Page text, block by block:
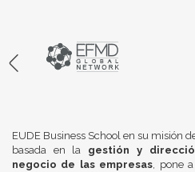
EUDE Business School en su misión
basada en la gestión y
negocio de las empresas, pone